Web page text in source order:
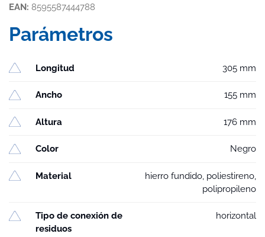
EAN: 8595587444788
Parámetros
Longitud 305 mm
Ancho 155 mm
Altura 176 mm
Color Negro
Material
hierro fundido, poliestireno,
polipropileno
Tipo de conexión de
residuos
horizontal